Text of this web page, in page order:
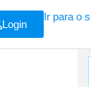
Login
Ir para o